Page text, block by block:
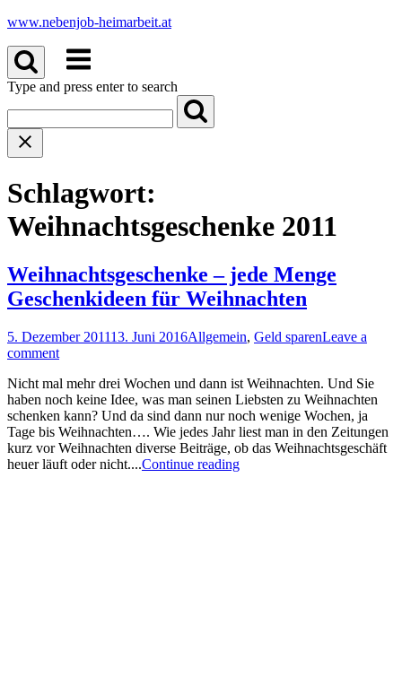
Skip
content
www.nebenjob-heimarbeit.at
Menu
Type and press enter to search
Schlagwort:
Weihnachtsgeschenke 2011
Weihnachtsgeschenke – jede Menge
Geschenkideen für Weihnachten
5. Dezember 201113. Juni 2016Allgemein, Geld sparenLeave a
comment
Nicht mal mehr drei Wochen und dann ist Weihnachten. Und Sie
haben noch keine Idee, was man seinen Liebsten zu Weihnachten
schenken kann? Und da sind dann nur noch wenige Wochen, ja
Tage bis Weihnachten…. Wie jedes Jahr liest man in den Zeitungen
kurz vor Weihnachten diverse Beiträge, ob das Weihnachtsgeschäft
heuer läuft oder nicht....Continue reading